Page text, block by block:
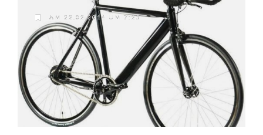
AM 22.02.2014 UM 7:25